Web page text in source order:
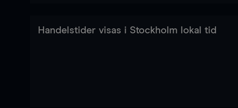
Handelstider visas i Stockholm lokal tid